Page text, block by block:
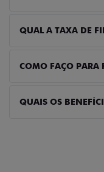
QUAL A TAXA DE
COMO FAÇO PARA
QUAIS OS